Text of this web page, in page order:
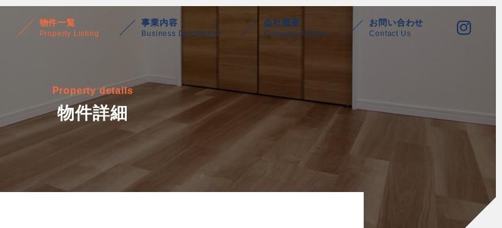
物件一覧
Property Listing
事業内容
Business Description
会社概要
Company Profile
お問い合わせ
Contact Us
Property details
物件詳細